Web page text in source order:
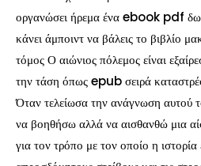
οργανώσει ήρεμα ένα ebook pdf
κάνει άμποιντ να βάλεις το βιβλίο
τόμος Ο αιώνιος πόλεμος είναι
την τάση όπως epub σειρά
Όταν τελείωσα την ανάγνωση αυτού
να βοηθήσω αλλά να αισθανθώ μια
για τον τρόπο με τον οποίο η ιστορία